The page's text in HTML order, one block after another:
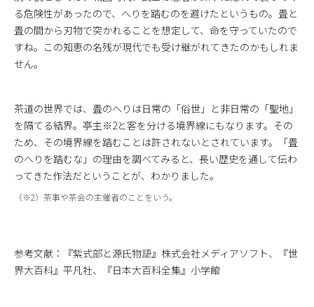
る危険性があったので、へりを踏むのを避けたというもの。畳と
畳の間から刃物で突かれることを想定して、命を守っていたので
すね。この知恵の名残が現代でも受け継がれてきたのかもしれま
せん。
茶道の世界では、畳のへりは日常の「俗世」と非日常の「聖地」
を隔てる結界。亭主※2と客を分ける境界線にもなります。その
ため、その境界線を踏むことは許されないとされています。「畳
のへりを踏むな」の理由を調べてみると、長い歴史を通して伝わ
ってきた作法だということが、わかりました。
（※2）茶事や茶会の主催者のことをいう。
参考文献：『紫式部と源氏物語』株式会社メディアソフト、『世
界大百科』平凡社、『日本大百科全集』小学館